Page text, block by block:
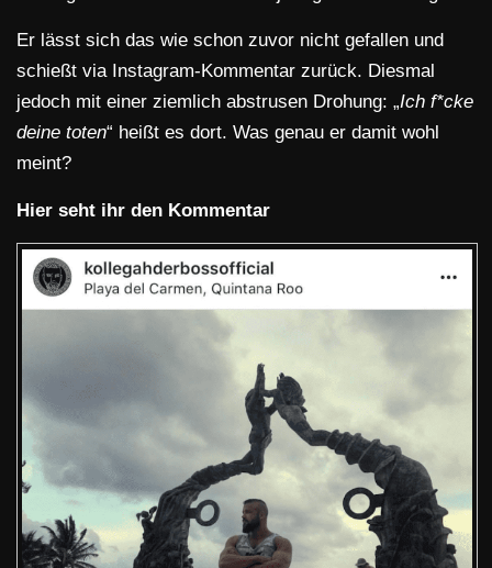
Er lässt sich das wie schon zuvor nicht gefallen und
schießt via Instagram-Kommentar zurück. Diesmal
jedoch mit einer ziemlich abstrusen Drohung: „Ich f*cke
deine toten“ heißt es dort. Was genau er damit wohl
meint?
Hier seht ihr den Kommentar